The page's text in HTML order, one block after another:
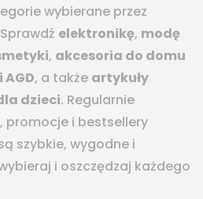
wybierane przez
elektronikę, modę
, akcesoria do domu
AGD, a także artykuły
dzieci. Regularnie
i bestsellery
szybkie, wygodne i
i oszczędzaj każdego